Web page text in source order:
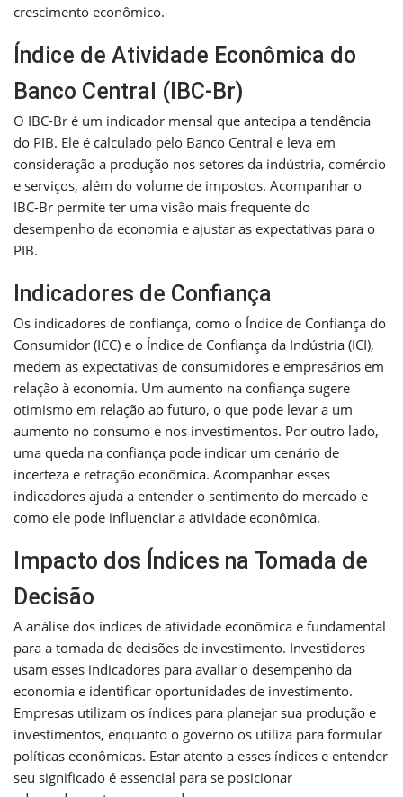
crescimento econômico.
Índice de Atividade Econômica do
Banco Central (IBC-Br)
O IBC-Br é um indicador mensal que antecipa a tendência
do PIB. Ele é calculado pelo Banco Central e leva em
consideração a produção nos setores da indústria, comércio
e serviços, além do volume de impostos. Acompanhar o
IBC-Br permite ter uma visão mais frequente do
desempenho da economia e ajustar as expectativas para o
PIB.
Indicadores de Confiança
Os indicadores de confiança, como o Índice de Confiança do
Consumidor (ICC) e o Índice de Confiança da Indústria (ICI),
medem as expectativas de consumidores e empresários em
relação à economia. Um aumento na confiança sugere
otimismo em relação ao futuro, o que pode levar a um
aumento no consumo e nos investimentos. Por outro lado,
uma queda na confiança pode indicar um cenário de
incerteza e retração econômica. Acompanhar esses
indicadores ajuda a entender o sentimento do mercado e
como ele pode influenciar a atividade econômica.
Impacto dos Índices na Tomada de
Decisão
A análise dos índices de atividade econômica é fundamental
para a tomada de decisões de investimento. Investidores
usam esses indicadores para avaliar o desempenho da
economia e identificar oportunidades de investimento.
Empresas utilizam os índices para planejar sua produção e
investimentos, enquanto o governo os utiliza para formular
políticas econômicas. Estar atento a esses índices e entender
seu significado é essencial para se posicionar